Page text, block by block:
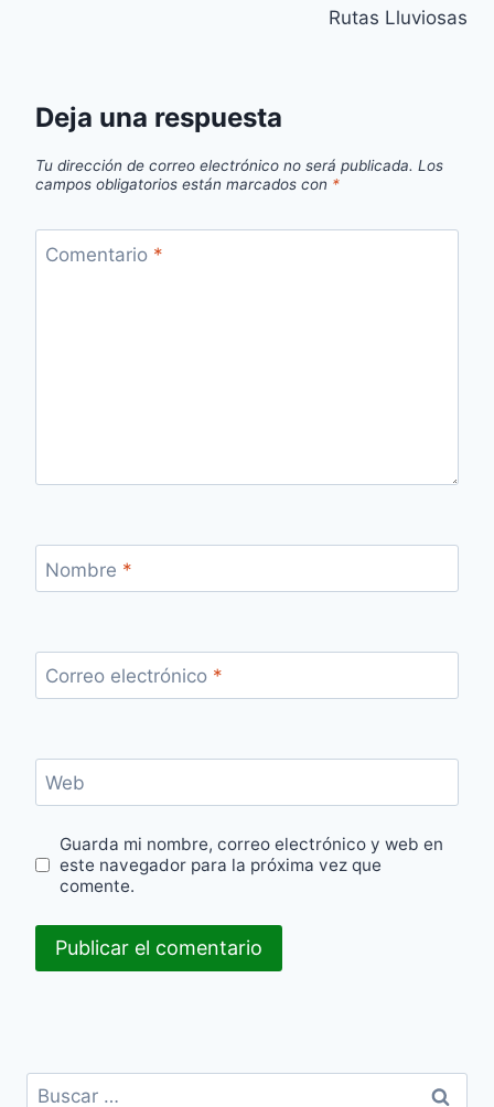
Rutas Lluviosas
Deja una respuesta
Tu dirección de correo electrónico no será publicada. Los
campos obligatorios están marcados con *
Comentario *
Nombre *
Correo electrónico *
Web
Guarda mi nombre, correo electrónico y web en
este navegador para la próxima vez que
comente.
Buscar: